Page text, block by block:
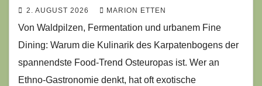
2. AUGUST 2026 MARION ETTEN
Von Waldpilzen, Fermentation und urbanem Fine
Dining: Warum die Kulinarik des Karpatenbogens der
spannendste Food-Trend Osteuropas ist. Wer an
Ethno-Gastronomie denkt, hat oft exotische